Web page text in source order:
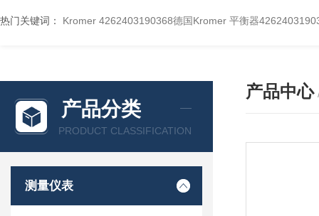
热门关键词： Kromer 4262403190368德国Kromer 平衡器
产品分类
PRODUCT CLASSIFICATION
测量仪表
产品中心